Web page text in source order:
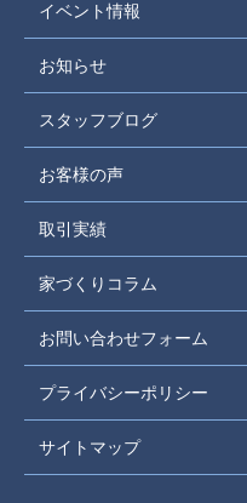
イベント情報
お知らせ
スタッフブログ
お客様の声
取引実績
家づくりコラム
お問い合わせフォーム
プライバシーポリシー
サイトマップ